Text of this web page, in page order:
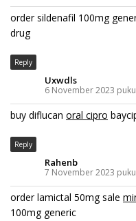
order sildenafil 100mg
drug
Reply
Uxwdls
6 November 2023
buy diflucan oral cipro
Reply
Rahenb
7 November 2023
order lamictal 50mg sale
100mg generic